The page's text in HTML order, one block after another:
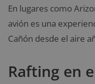
En lugares como
avión es una
Cañón desde el aire
Rafting en